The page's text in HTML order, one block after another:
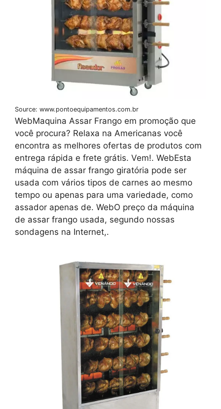
Source: www.pontoequipamentos.com.br
WebMaquina Assar Frango em promoção que
você procura? Relaxa na Americanas você
encontra as melhores ofertas de produtos com
entrega rápida e frete grátis. Vem!. WebEsta
máquina de assar frango giratória pode ser
usada com vários tipos de carnes ao mesmo
tempo ou apenas para uma variedade, como
assador apenas de. WebO preço da máquina
de assar frango usada, segundo nossas
sondagens na Internet,.